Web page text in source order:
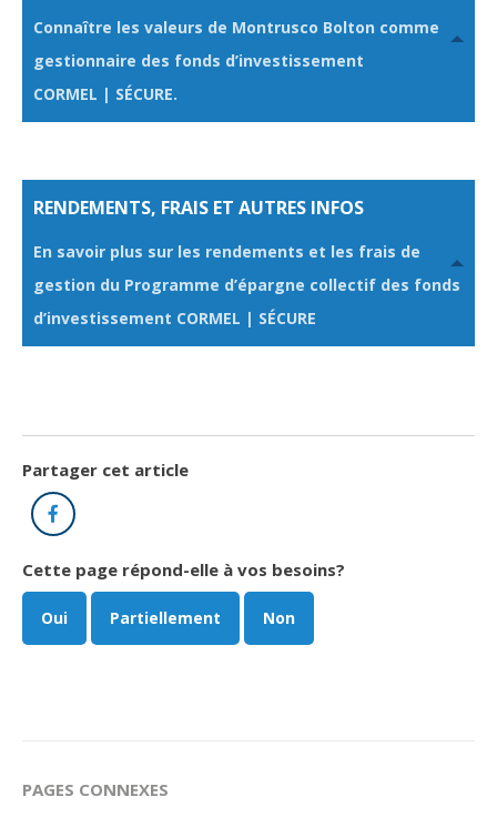
OUVRIR
Connaître les valeurs de Montrusco Bolton comme
gestionnaire des fonds d’investissement
CORMEL | SÉCURE.
CLIQUER
RENDEMENTS, FRAIS ET AUTRES INFOSCLIQUER
POUR
OUVRIR
En savoir plus sur les rendements et les frais de
gestion du Programme d’épargne collectif des fonds
d’investissement CORMEL | SÉCURE
CLIQUER
Partager cet article
Facebook
Cette page répond-elle à vos besoins?
Oui Partiellement Non
PAGES CONNEXES